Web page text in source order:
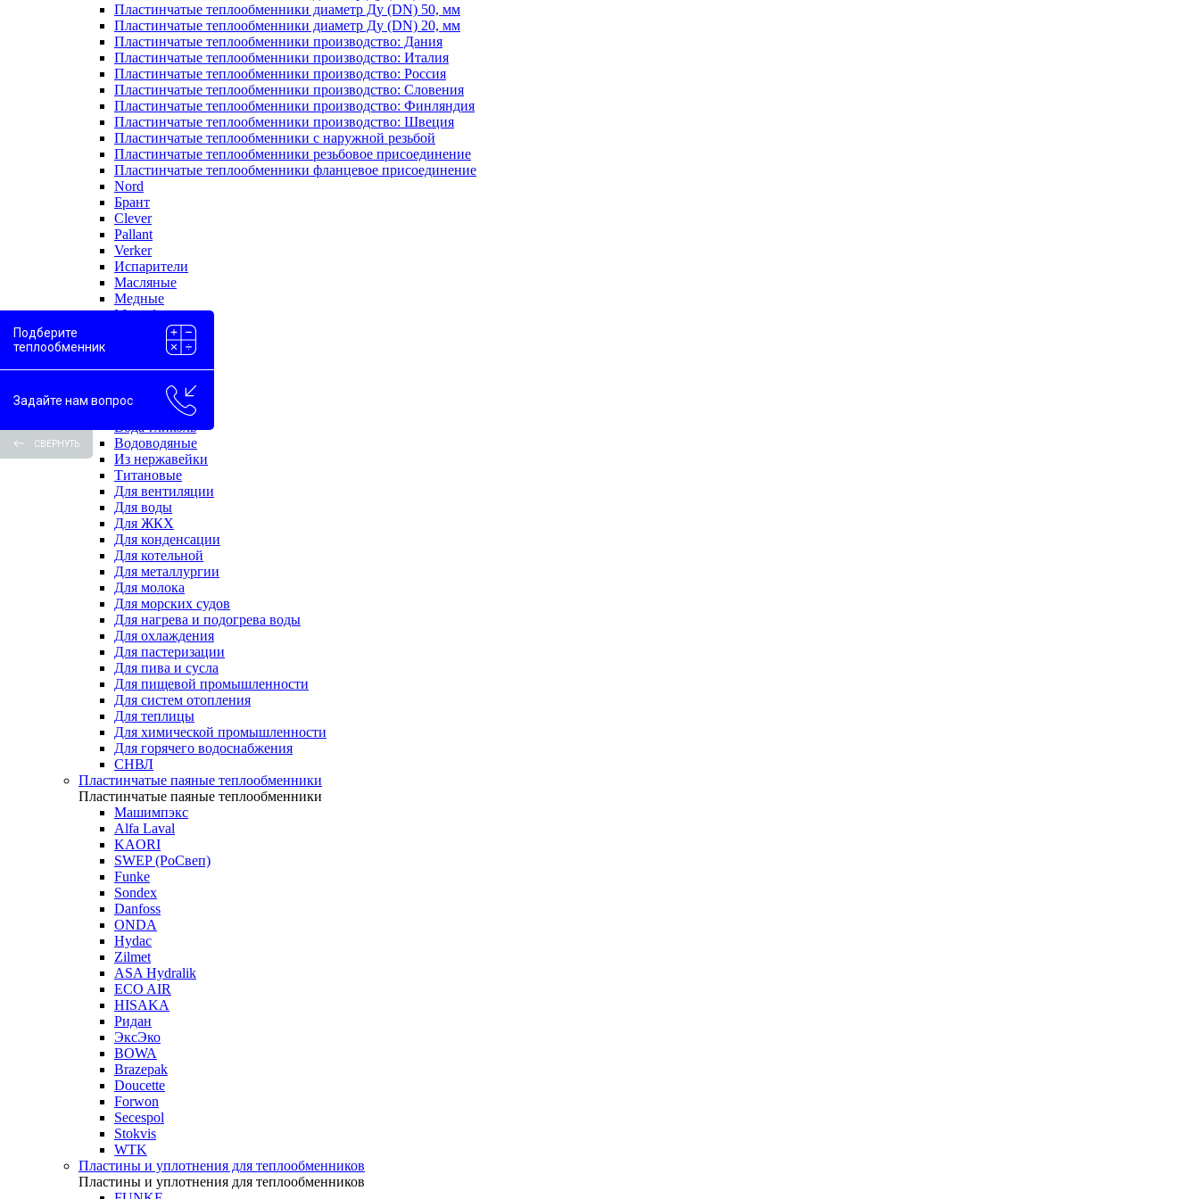
Пластинчатые теплообменники диаметр Ду (DN) 50, мм
Пластинчатые теплообменники диаметр Ду (DN) 20, мм
Пластинчатые теплообменники производство: Дания
Пластинчатые теплообменники производство: Италия
Пластинчатые теплообменники производство: Россия
Пластинчатые теплообменники производство: Словения
Пластинчатые теплообменники производство: Финляндия
Пластинчатые теплообменники производство: Швеция
Пластинчатые теплообменники с наружной резьбой
Пластинчатые теплообменники резьбовое присоединение
Пластинчатые теплообменники фланцевое присоединение
Nord
Брант
Clever
Pallant
Verker
Испарители
Масляные
Медные
Моноблоки
Одноходовые
Пароводяные
Двухконтурные
Вода-вода
Вода-гликоль
Водоводяные
Из нержавейки
Титановые
Для вентиляции
Для воды
Для ЖКХ
Для конденсации
Для котельной
Для металлургии
Для молока
Для морских судов
Для нагрева и подогрева воды
Для охлаждения
Для пастеризации
Для пива и сусла
Для пищевой промышленности
Для систем отопления
Для теплицы
Для химической промышленности
Для горячего водоснабжения
СНВЛ
Пластинчатые паяные теплообменники
Пластинчатые паяные теплообменники
Машимпэкс
Alfa Laval
KAORI
SWEP (РоСвеп)
Funke
Sondex
Danfoss
ONDA
Hydac
Zilmet
ASA Hydralik
ECO AIR
HISAKA
Ридан
ЭксЭко
BOWA
Brazepak
Doucette
Forwon
Secespol
Stokvis
WTK
Пластины и уплотнения для теплообменников
Пластины и уплотнения для теплообменников
Подберите
теплообменник
Задайте нам вопрос
СВЕРНУТЬ